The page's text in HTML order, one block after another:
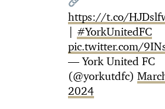
https://t.co/
| #YorkUnitedFC
pic.twitter.com/
— York United FC
(@yorkutdfc)
2024